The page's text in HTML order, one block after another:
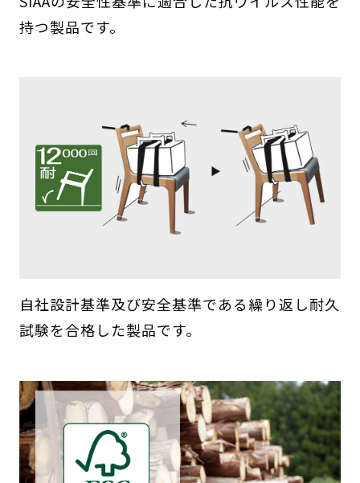
持つ製品です。
自社設計基準及び安全基準である繰り返し耐久
試験を合格した製品です。